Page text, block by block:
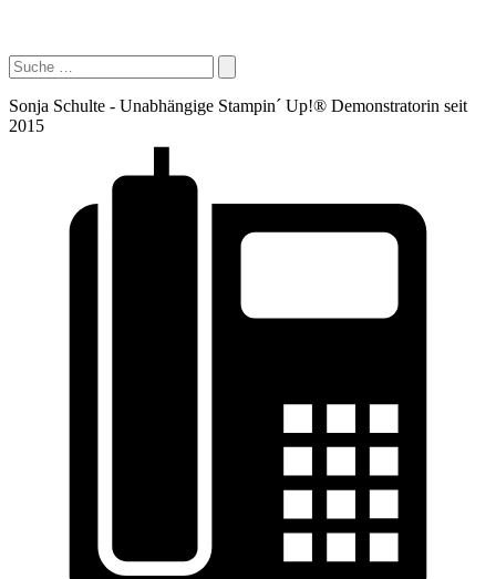
Sonja Schulte - Unabhängige Stampin´ Up!® Demonstratorin seit
2015